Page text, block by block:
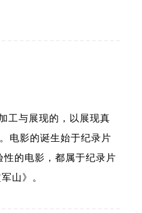
工与展现的，以展现真
电影的诞生始于纪录片
性的电影，都属于纪录片
山》。